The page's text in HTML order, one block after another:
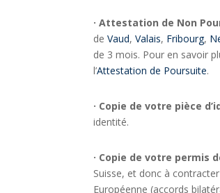
· Attestation de Non
deVaud,Valais, Fribourg,
de 3 mois. Pour en savoir
l’Attestation de Poursuite.
· Copie de votre pièce
identité.
· Copie de votre permis
Suisse, et donc à
Européenne (accords